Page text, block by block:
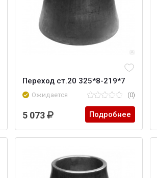
Переход ст.20 325*8-219*7
Ожидается (0)
5 073 Подробнее